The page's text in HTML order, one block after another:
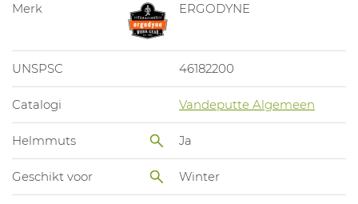
Merk ERGODYNE
UNSPSC 46182200
Catalogi Vandeputte Algemeen
Helmmuts Ja
Geschikt voor Winter